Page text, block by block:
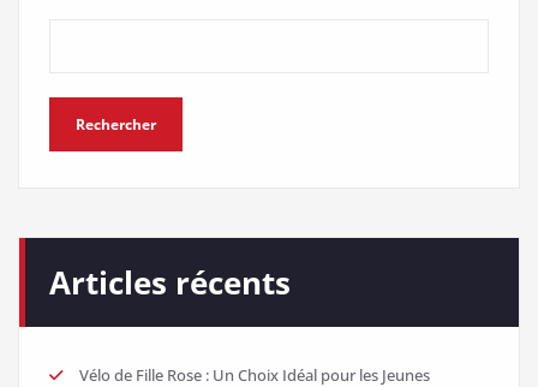
Rechercher
Articles récents
Vélo de Fille Rose : Un Choix Idéal pour les Jeunes